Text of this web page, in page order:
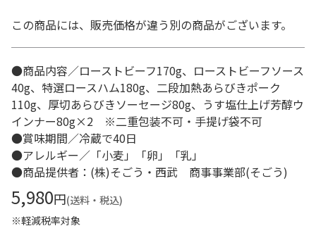
この商品には、販売価格が違う別の商品がございます。
●商品内容／ローストビーフ170g、ローストビーフソース
40g、特選ロースハム180g、二段加熱あらびきポーク
110g、厚切あらびきソーセージ80g、うす塩仕上げ芳醇ウ
インナー80g×2 ※二重包装不可・手提げ袋不可
●賞味期間／冷蔵で40日
●アレルギー／「小麦」「卵」「乳」
●商品提供者：(株)そごう・西武 商事事業部(そごう)
5,980円(送料・税込)
※軽減税率対象